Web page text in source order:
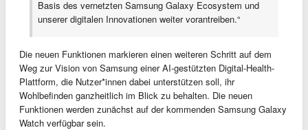
Basis des vernetzten Samsung Galaxy Ecosystem und
unserer digitalen Innovationen weiter vorantreiben.“
Die neuen Funktionen markieren einen weiteren Schritt auf dem
Weg zur Vision von Samsung einer AI-gestützten Digital-Health-
Plattform, die Nutzer*innen dabei unterstützen soll, ihr
Wohlbefinden ganzheitlich im Blick zu behalten. Die neuen
Funktionen werden zunächst auf der kommenden Samsung Galaxy
Watch verfügbar sein.